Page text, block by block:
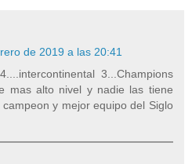
de 2019 a las 20:41
3...Champions
mas alto nivel y nadie las tiene
y mejor equipo del Siglo